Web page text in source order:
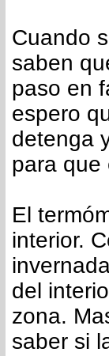
Cuando
saben
paso en
espero
detenga
para que
El
interior.
del
zona.
saber si